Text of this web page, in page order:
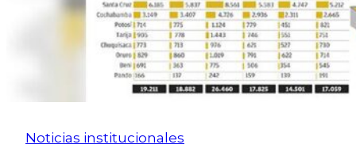
Noticias institucionales